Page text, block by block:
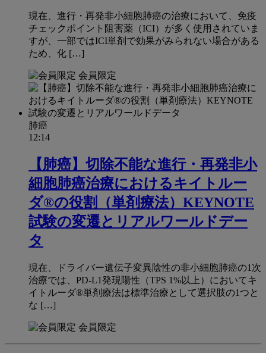
現在、進行・再発非小細胞肺癌の治療において、免疫
チェックポイント阻害薬（ICI）が多く使用されていま
すが、一部ではICI単剤で効果がみられない場合がある
ため、化 […]
会員限定
肺癌
12:14
【肺癌】切除不能な進行・再発非小
細胞肺癌治療におけるキイトルー
ダ®の役割（単剤療法）KEYNOTE
試験の変遷とリアルワールドデー
タ
現在、ドライバー遺伝子変異陰性の非小細胞肺癌の1次
治療では、PD-L1発現陽性（TPS 1%以上）においてキ
イトルーダ®単剤療法は標準治療として選択肢の1つと
な […]
会員限定